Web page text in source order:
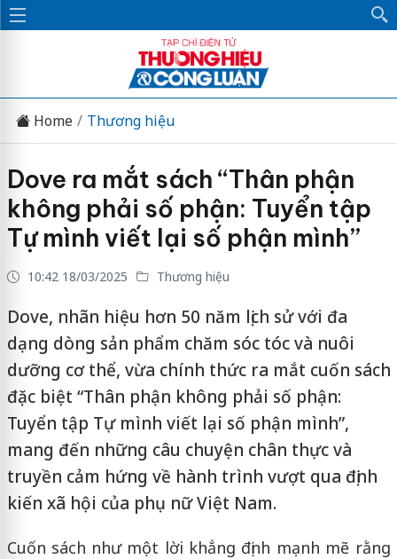
Home Thương hiệu
Dove ra mắt sách “Thân phận
không phải số phận: Tuyển tập
Tự mình viết lại số phận mình”
10:42 18/03/2025 Thương hiệu
Dove, nhãn hiệu hơn 50 năm lịch sử với đa
dạng dòng sản phẩm chăm sóc tóc và nuôi
dưỡng cơ thể, vừa chính thức ra mắt cuốn sách
đặc biệt “Thân phận không phải số phận:
Tuyển tập Tự mình viết lại số phận mình”,
mang đến những câu chuyện chân thực và
truyền cảm hứng về hành trình vượt qua định
kiến xã hội của phụ nữ Việt Nam.
Cuốn sách như một lời khẳng định mạnh mẽ rằng